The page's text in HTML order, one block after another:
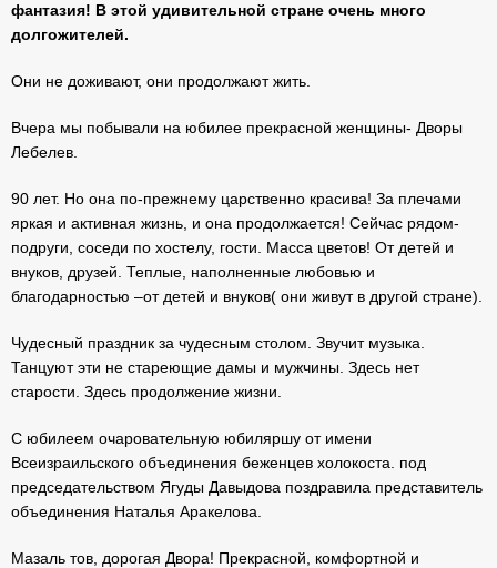
фантазия! В этой удивительной стране очень много
долгожителей.
Они не доживают, они продолжают жить.
Вчера мы побывали на юбилее прекрасной женщины- Дворы
Лебелев.
90 лет. Но она по-прежнему царственно красива! За плечами
яркая и активная жизнь, и она продолжается! Сейчас рядом-
подруги, соседи по хостелу, гости. Масса цветов! От детей и
внуков, друзей. Теплые, наполненные любовью и
благодарностью –от детей и внуков( они живут в другой стране).
Чудесный праздник за чудесным столом. Звучит музыка.
Танцуют эти не стареющие дамы и мужчины. Здесь нет
старости. Здесь продолжение жизни.
С юбилеем очаровательную юбиляршу от имени
Всеизраильского объединения беженцев холокоста. под
председательством Ягуды Давыдова поздравила представитель
объединения Наталья Аракелова.
Мазаль тов, дорогая Двора! Прекрасной, комфортной и